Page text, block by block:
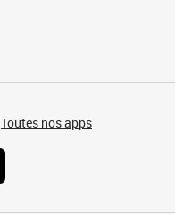
Toutes nos apps